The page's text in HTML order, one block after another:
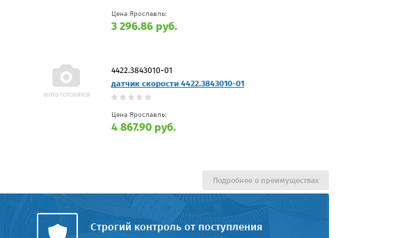
Цена Ярославль:
3 296.86 руб.
4422.3843010-01
датчик скорости 4422.3843010-01
Цена Ярославль:
4 867.90 руб.
Строгий контроль от поступления
Подробнее о преимуществах